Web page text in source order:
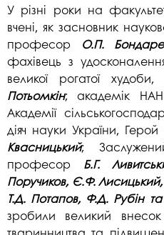
У різні роки на
вчені, як засновник
професор
О.П.
фахівець з
великої рогатої
Потьомкін; академік НАН
Академії
діяч науки України, Герой
Квасницький;
професор Б.Г.
Поручиков, Є.Ф. Лисицький,
Т.Д. Потапов, Ф.Д. Рубін та
зробили великий внесок